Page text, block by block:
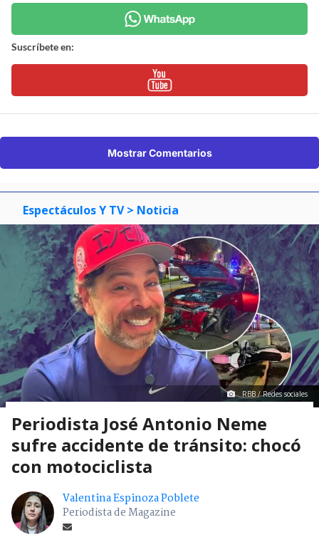
Suscríbete en:
Mostrar Comentarios
Espectáculos Y TV > Noticia
RBB / Redes sociales
Periodista José Antonio Neme
sufre accidente de tránsito: chocó
con motociclista
Valentina Espinoza Poblete
Periodista de Magazine